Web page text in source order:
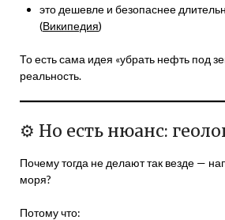
это дешевле и безопаснее
(Википедия)
То есть сама идея «убрать нефть под
реальность.
⚙️ Но есть нюанс:
Почему тогда не делают так везде —
моря?
Потому что: